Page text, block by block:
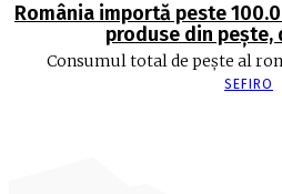
România importă peste
produse din peşte,
Consumul total de peşte al
SEFIRO